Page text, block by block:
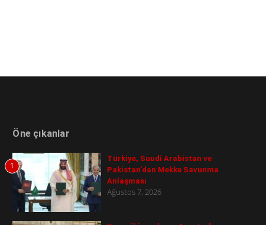
Öne çıkanlar
1
Türkiye, Suudi Arabistan ve
Pakistan'dan Mekke Savunma
Anlaşması
Ağustos 7, 2026